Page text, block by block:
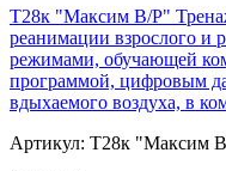
Т28к "Максим В/Р"
реанимации взрослого и
режимами, обучающей
программой, цифровым
вдыхаемого воздуха, в
Артикул: Т28к "Максим